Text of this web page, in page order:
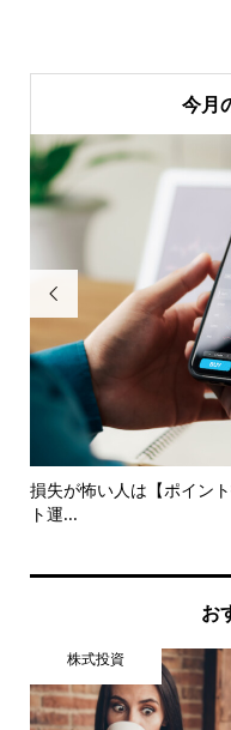
今月

損失が怖い人は【ポイン
ト運...
お
株式投資